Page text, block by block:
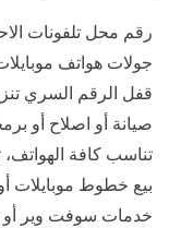
رقم محل تلفونات
جولات هواتف
قفل الرقم السري
صيانة أو اصلاح أو
تناسب كافة
بيع خطوط موبايلات
خدمات سوفت وير أو